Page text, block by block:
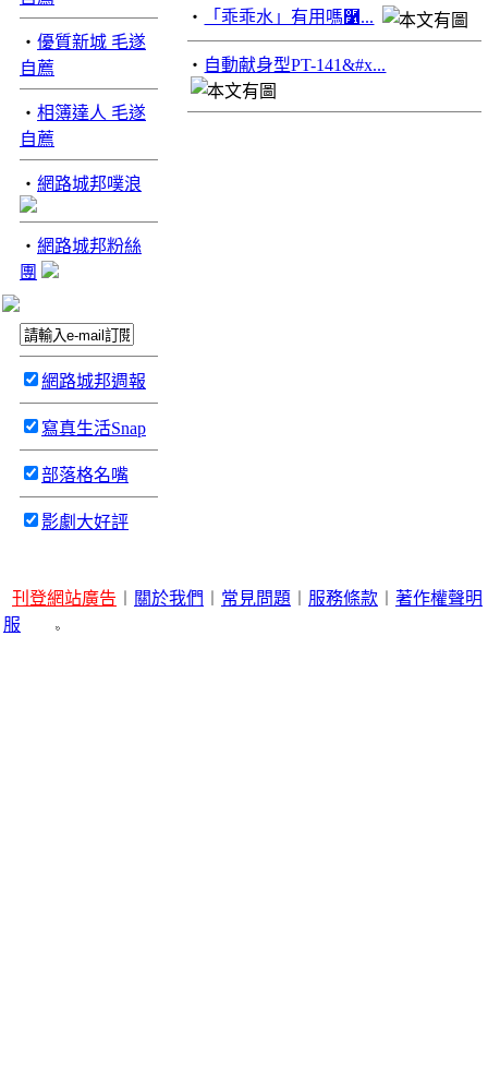
‧ 優質新城 毛遂
自薦
‧ 相簿達人 毛遂
自薦
‧ 網路城邦噗浪
‧ 網路城邦粉絲
團
網路城邦週報
寫真生活Snap
部落格名嘴
影劇大好評
‧ 「乖乖水」有用嗎࿱...
‧ 自動献身型PT-141&#x...
刊登網站廣告 關於我們 常見問題 服務條款 著作權聲明
服